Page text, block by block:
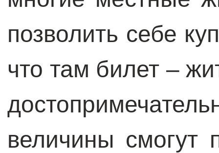
позволить себе
что там билет –
величины смогут